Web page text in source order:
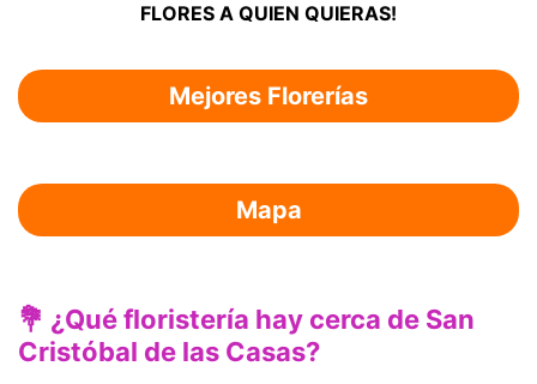
FLORES A QUIEN QUIERAS!
Mejores Florerías
Mapa
💐 ¿Qué floristería hay cerca de San
Cristóbal de las Casas?